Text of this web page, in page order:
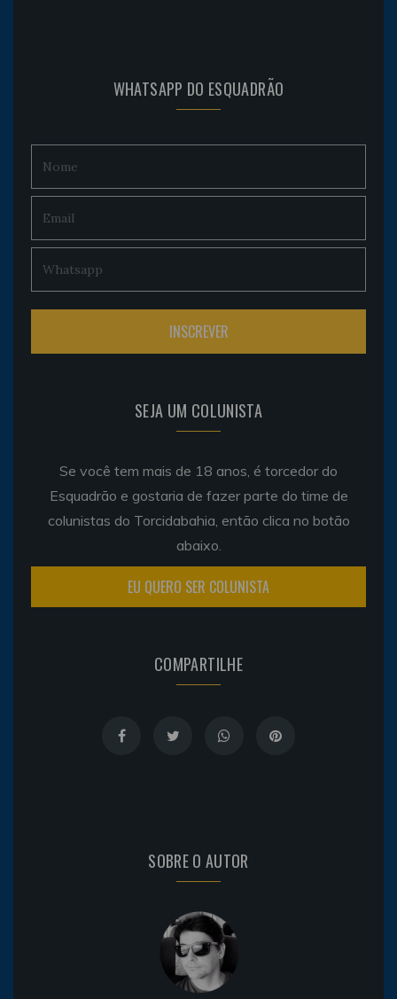
WHATSAPP DO ESQUADRÃO
SEJA UM COLUNISTA
Se você tem mais de 18 anos, é torcedor do
Esquadrão e gostaria de fazer parte do time de
colunistas do Torcidabahia, então clica no botão
abaixo.
EU QUERO SER COLUNISTA
COMPARTILHE
SOBRE O AUTOR